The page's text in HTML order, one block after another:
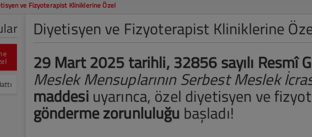
ve Fizyoterapist Kliniklerine Özel
Diyetisyen ve Fizyoterapist Kliniklerine
29 Mart 2025 tarihli, 32856 sayılı Resmî
Meslek Mensuplarının Serbest Meslek
maddesi uyarınca, özel diyetisyen ve
gönderme zorunluluğu başladı!